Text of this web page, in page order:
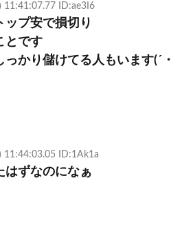
11:41:07.77 ID:ae3I6
ップ安で損切り
とです
かり儲けてる人もいます(´・
11:44:03.05 ID:1Ak1a
はずなのになぁ